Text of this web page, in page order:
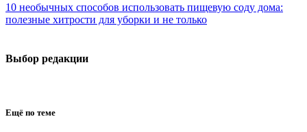
10 необычных способов использовать пищевую соду дома:
полезные хитрости для уборки и не только
Выбор редакции
Ещё по теме